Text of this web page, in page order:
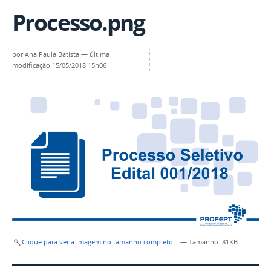
Processo.png
porAna Paula Batista — última
modificação 15/05/2018 15h06
Clique para ver a imagem no tamanho completo… — Tamanho: 81KB